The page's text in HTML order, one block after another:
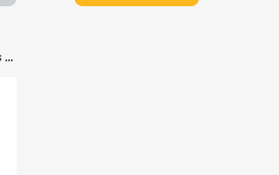
Distributeur de savon Atlas - FRANKE